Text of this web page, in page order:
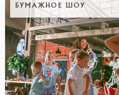
БУМАЖНОЕ ШОУ